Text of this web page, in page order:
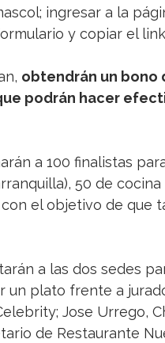
ingresar a la
y copiar el
obtendrán un bono
podrán hacer
a 100 finalistas
50 de
el objetivo de que
a las dos sedes
plato frente a
Jose Urrego,
de Restaurante